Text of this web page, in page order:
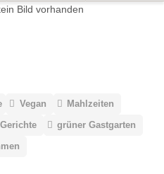
Vegan
Mahlzeiten
Gerichte
grüner Gastgarten